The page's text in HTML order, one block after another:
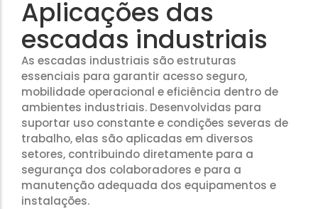
Aplicações das
escadas industriais
As escadas industriais são estruturas
essenciais para garantir acesso seguro,
mobilidade operacional e eficiência dentro de
ambientes industriais. Desenvolvidas para
suportar uso constante e condições severas de
trabalho, elas são aplicadas em diversos
setores, contribuindo diretamente para a
segurança dos colaboradores e para a
manutenção adequada dos equipamentos e
instalações.